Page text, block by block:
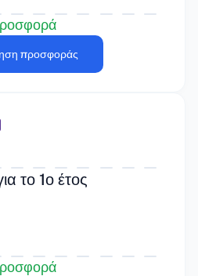
προσφοράς
το 1ο έτος